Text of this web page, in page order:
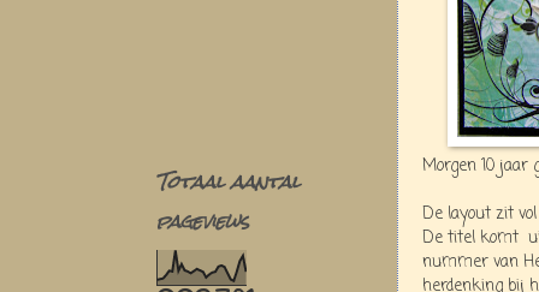
Morgen 10 jaar
De layout zit
De titel komt
nummer van
herdenking bij
Totaal aantal
pageviews